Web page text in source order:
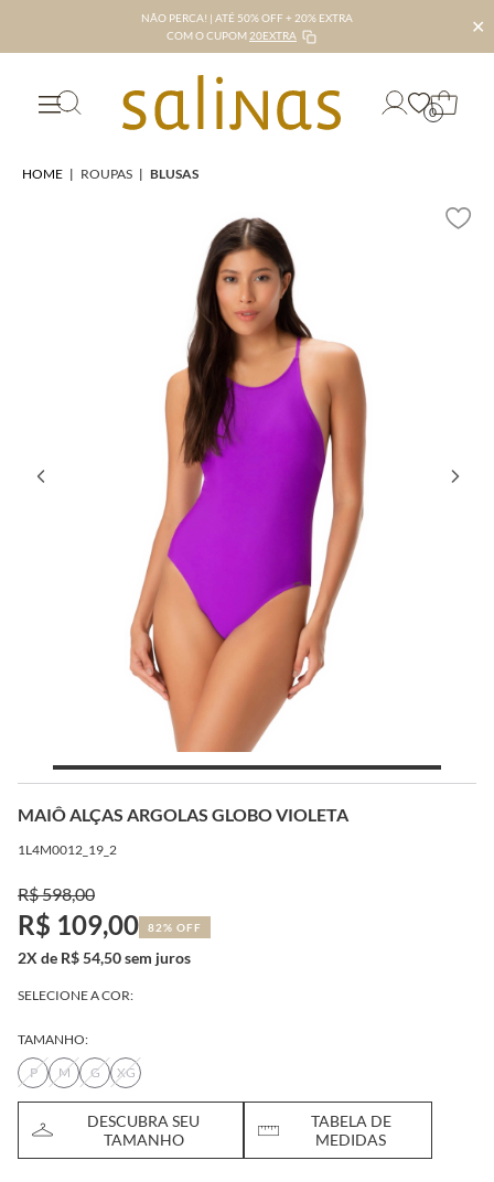
NÃO PERCA! | ATÉ 50% OFF + 20% EXTRA
COM O CUPOM 20EXTRA ✕
0
HOME | ROUPAS | BLUSAS
MAIÔ ALÇAS ARGOLAS GLOBO VIOLETA
1L4M0012_19_2
R$ 598,00
R$ 109,00 82% OFF
2X de R$ 54,50 sem juros
SELECIONE A COR:
TAMANHO:
P
M G XG
DESCUBRA SEU
TAMANHO
TABELA DE
MEDIDAS